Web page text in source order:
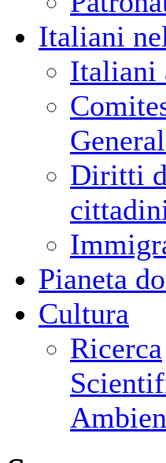
Italiani
Italiani
Diritti
Pianeta
Cultura
Ricerca